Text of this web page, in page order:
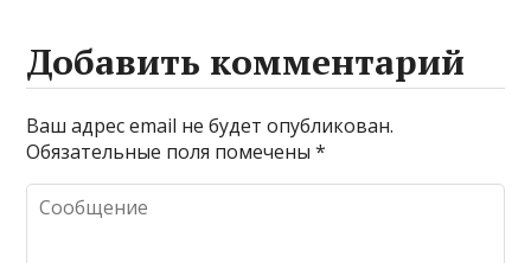
Добавить комментарий
Ваш адрес email не будет опубликован.
Обязательные поля помечены*